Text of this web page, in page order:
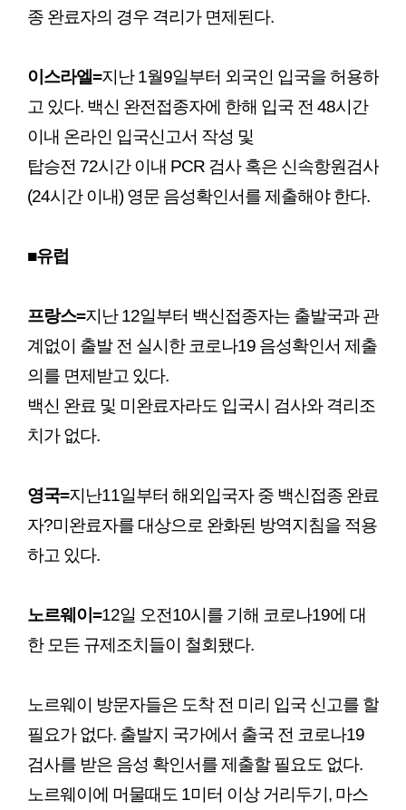
종 완료자의 경우 격리가 면제된다.
이스라엘=지난 1월9일부터 외국인 입국을 허용하
고 있다. 백신 완전접종자에 한해 입국 전 48시간
이내 온라인 입국신고서 작성 및
탑승전 72시간 이내 PCR 검사 혹은 신속항원검사
(24시간 이내) 영문 음성확인서를 제출해야 한다.
■유럽
프랑스=지난 12일부터 백신접종자는 출발국과 관
계없이 출발 전 실시한 코로나19 음성확인서 제출
의를 면제받고 있다.
백신 완료 및 미완료자라도 입국시 검사와 격리조
치가 없다.
영국=지난11일부터 해외입국자 중 백신접종 완료
자?미완료자를 대상으로 완화된 방역지침을 적용
하고 있다.
노르웨이=12일 오전10시를 기해 코로나19에 대
한 모든 규제조치들이 철회됐다.
노르웨이 방문자들은 도착 전 미리 입국 신고를 할
필요가 없다. 출발지 국가에서 출국 전 코로나19
검사를 받은 음성 확인서를 제출할 필요도 없다.
노르웨이에 머물때도 1미터 이상 거리두기, 마스